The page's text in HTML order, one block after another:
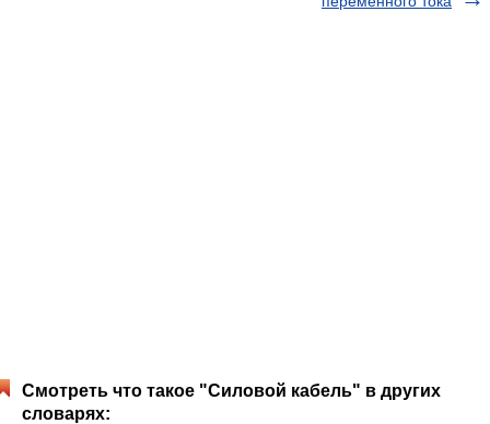
Смотреть что такое "Силовой кабель" в других
словарях: